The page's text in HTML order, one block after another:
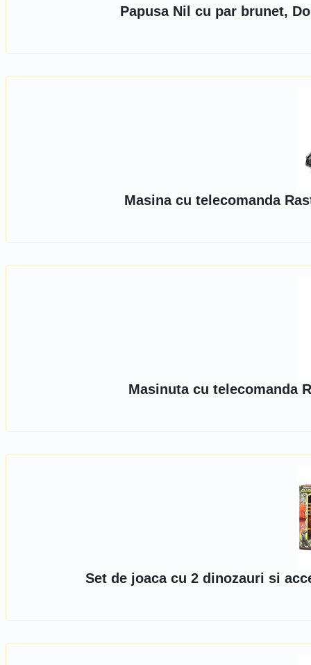
Papusa Nil cu par brunet,
Masina cu telecomanda
Masinuta cu telecomanda
Set de joaca cu 2 dinozauri si